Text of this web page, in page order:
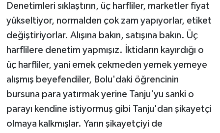
Denetimleri sıklaştırın, üç harfliler, marketler fiyat
yükseltiyor, normalden çok zam yapıyorlar, etiket
değiştiriyorlar. Alışına bakın, satışına bakın. Üç
harflilere denetim yapmışız. İktidarın kayırdığı o
üç harfliler, yani emek çekmeden yemek yemeye
alışmış beyefendiler, Bolu'daki öğrencinin
bursuna para yatırmak yerine Tanju'yu sanki o
parayı kendine istiyormuş gibi Tanju'dan şikayetçi
olmaya kalkmışlar. Yarın şikayetçiyi de